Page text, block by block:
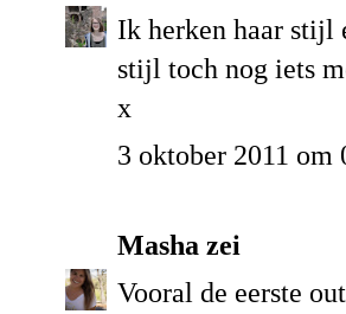
Ik herken haar stijl
stijl toch nog iets
x
3 oktober 2011 om
Masha zei
Vooral de eerste